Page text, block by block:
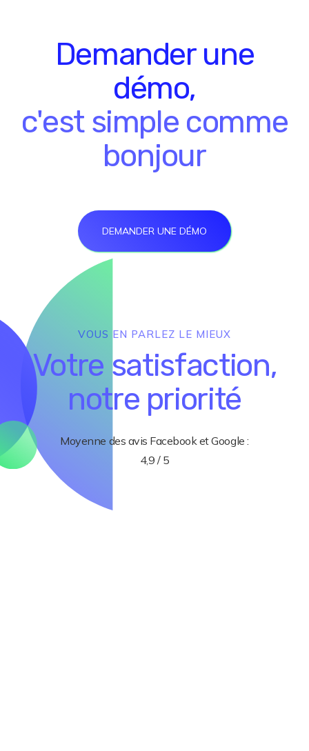
Demander une
démo,
c'est simple comme
bonjour
DEMANDER UNE DÉMO
VOUS EN PARLEZ LE MIEUX
Votre satisfaction,
notre priorité
Moyenne des avis Facebook et Google :
4,9 / 5